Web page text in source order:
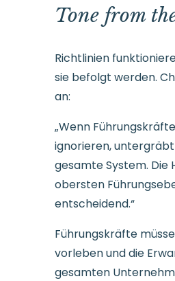
Tone from
Richtlinien
sie befolgt werden.
an:
„Wenn
ignorieren, untergräbt
gesamte System. Die
obersten
entscheidend.“
Führungskräfte
vorleben und die
gesamten